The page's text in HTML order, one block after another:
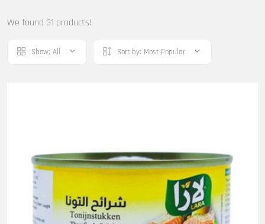
We found 31 products!
Show: All Sort by: Most Popular